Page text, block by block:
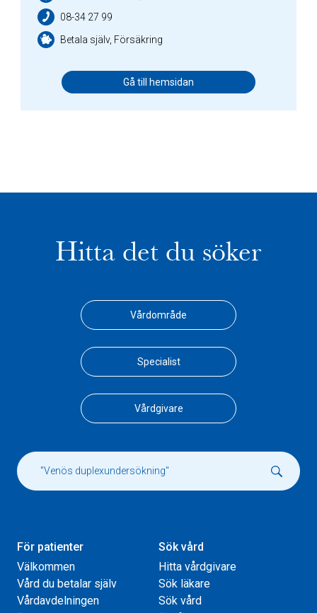
08-34 27 99
Betala själv, Försäkring
Gå till hemsidan
Hitta det du söker
Vårdområde
Specialist
Vårdgivare
För patienter
Välkommen
Vård du betalar själv
Vårdavdelningen
Sök vård
Hitta vårdgivare
Sök läkare
Sök vård